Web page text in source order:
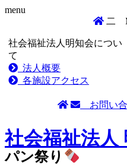
menu
二
社会福祉法人明知会につい
て
法人概要
各施設アクセス
お問い
to
content
社会福祉法人
パン祭り